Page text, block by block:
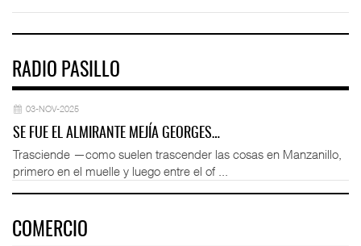
RADIO PASILLO
03-NOV-2025
SE FUE EL ALMIRANTE MEJÍA GEORGES…
Trasciende —como suelen trascender las cosas en Manzanillo,
primero en el muelle y luego entre el of ...
COMERCIO